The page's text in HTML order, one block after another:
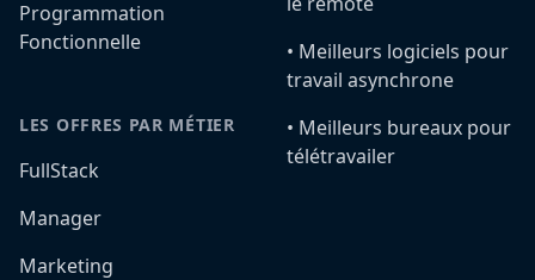
Programmation
Fonctionnelle
LES OFFRES PAR MÉTIER
FullStack
Manager
Marketing
•️ Meilleurs logiciels pour
travail asynchrone
•️ Meilleurs bureaux pour
télétravailer